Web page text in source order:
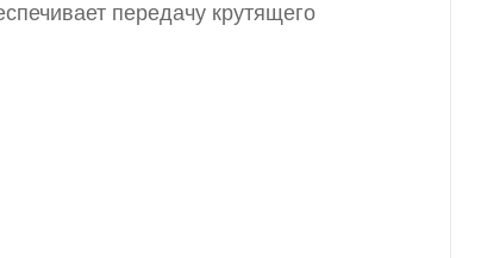
передачу крутящего